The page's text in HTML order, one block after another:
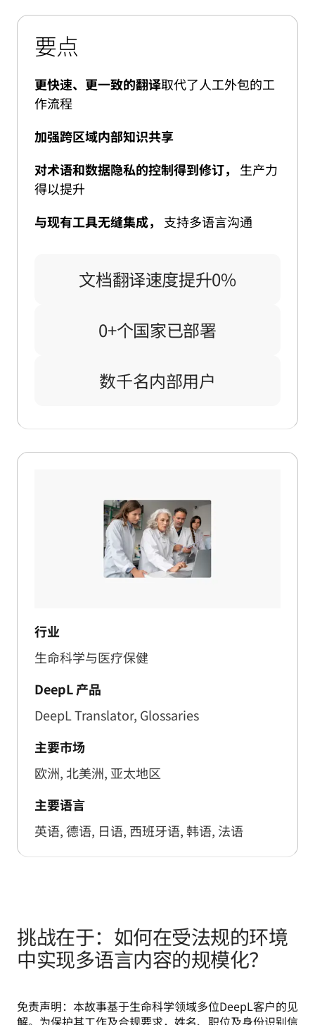
要点
更快速、更一致的翻译取代了人工外包的工
作流程
加强跨区域内部知识共享
对术语和数据隐私的控制得到修订， 生产力
得以提升
与现有工具无缝集成， 支持多语言沟通
文档翻译速度提升0%文档翻译
0+个国家已部署10+个国家已
数千名内部用户
行业
生命科学与医疗保健
DeepL 产品
DeepL Translator, Glossaries
主要市场
欧洲, 北美洲, 亚太地区
主要语言
英语, 德语, 日语, 西班牙语, 韩语, 法语
挑战在于：如何在受法规的环境
中实现多语言内容的规模化？
免责声明：本故事基于生命科学领域多位DeepL客户的见
解。为保护其工作及合规要求，姓名、职位及身份识别信